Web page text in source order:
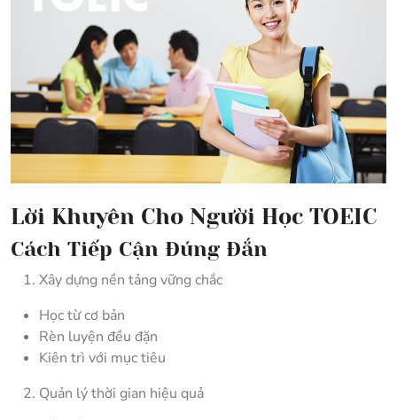
Lời Khuyên Cho Người Học TOEIC
Cách Tiếp Cận Đúng Đắn
Xây dựng nền tảng vững chắc
Học từ cơ bản
Rèn luyện đều đặn
Kiên trì với mục tiêu
Quản lý thời gian hiệu quả